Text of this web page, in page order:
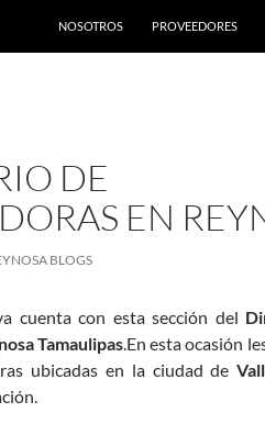
NOSOTROS
PROVEEDORES
DE
EN
BLOGS
cuenta con esta sección del
Tamaulipas.En esta ocasión
ubicadas en la ciudad de